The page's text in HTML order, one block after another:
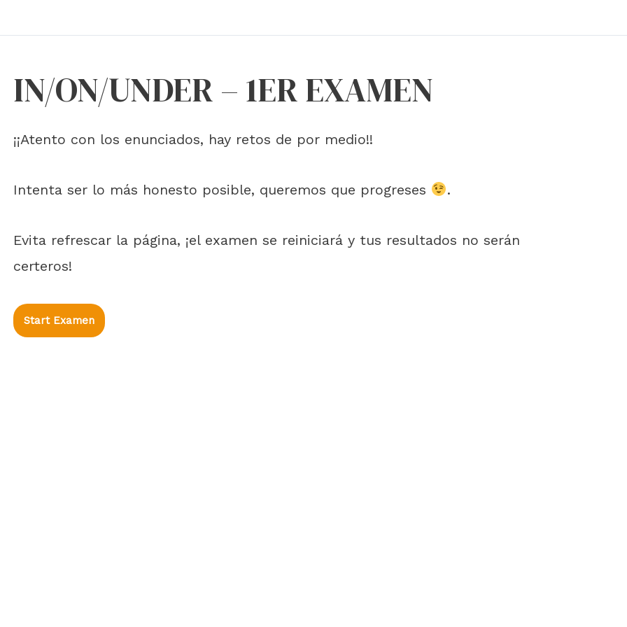
IN/ON/UNDER – 1ER EXAMEN
¡¡Atento con los enunciados, hay retos de por medio!!
Intenta ser lo más honesto posible, queremos que progreses .
Evita refrescar la página, ¡el examen se reiniciará y tus resultados no serán
certeros!